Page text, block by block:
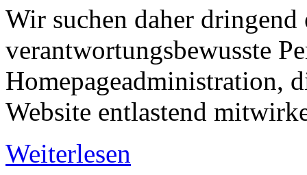
Wir suchen daher
verantwortungsbewusste
Homepageadministration,
Website entlastend
Weiterlesen